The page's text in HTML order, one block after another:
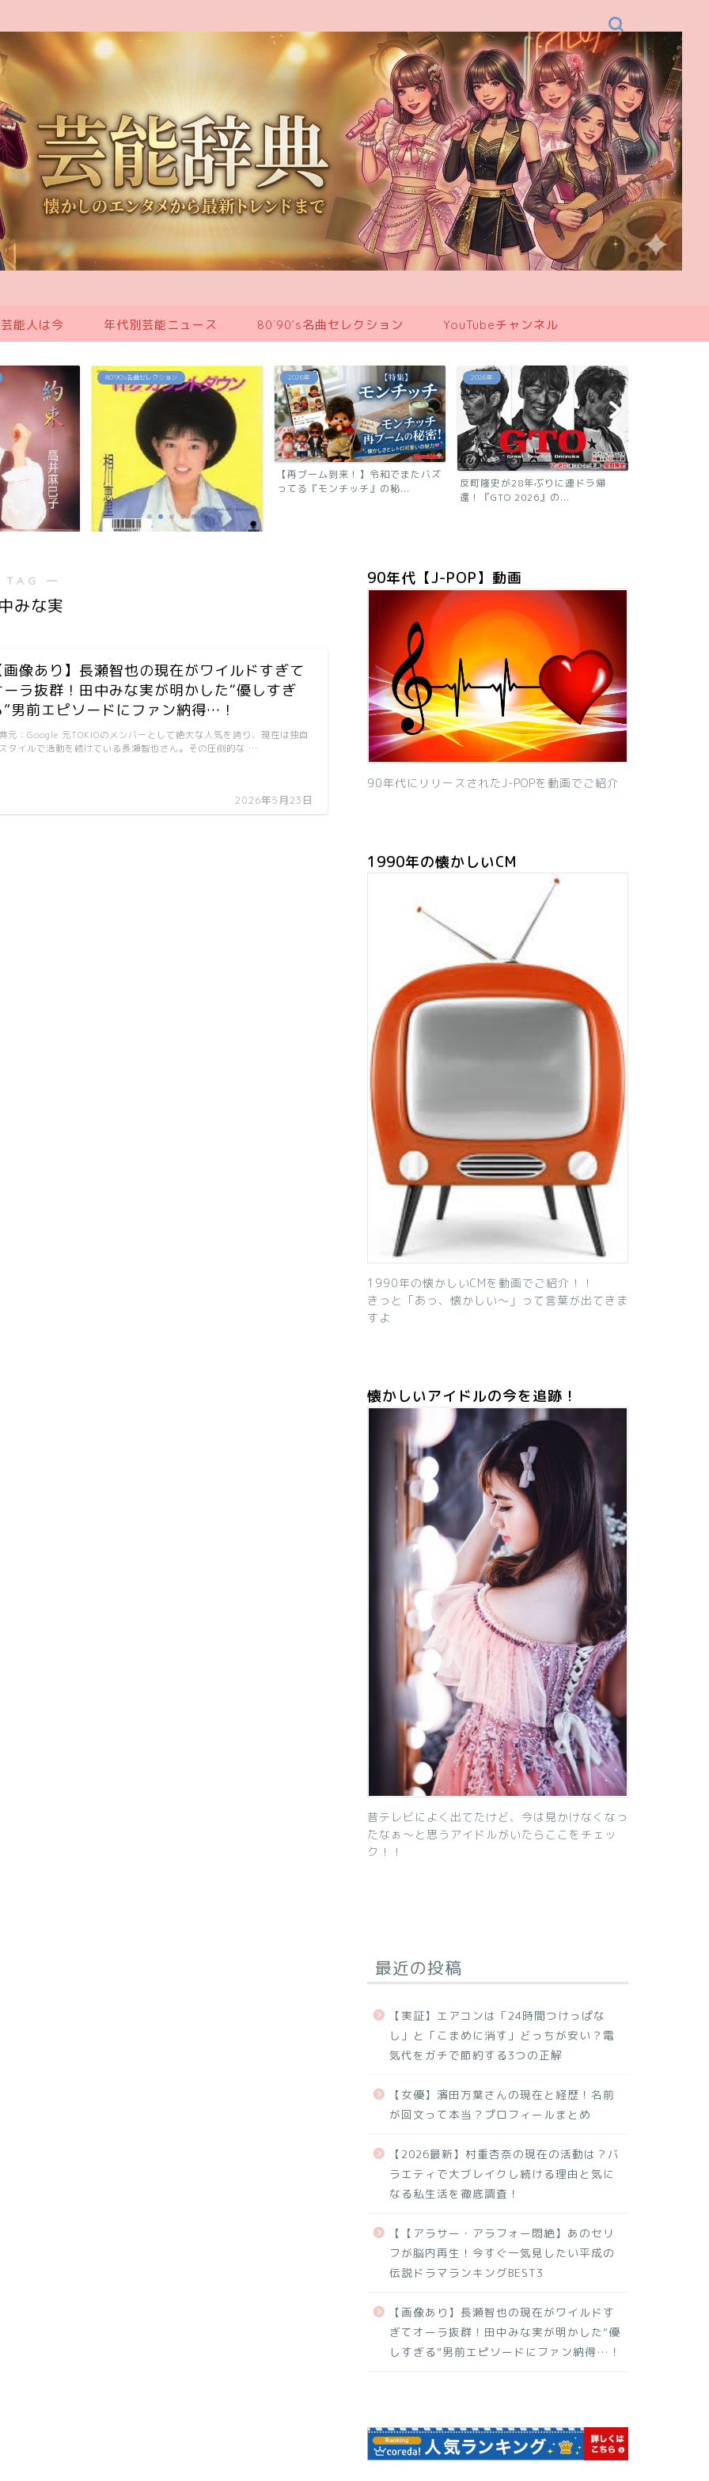
能人は今 年代別芸能ニュース 80`90’s名曲セレクション YouTubeチャンネル
2026年
【再ブーム到来！】令和でまたバズ
ってる『モンチッチ』の秘...
2026年
反町隆史が28年ぶりに連ドラ帰
還！『GTO 2026』の...
あの芸能人は今
「浅香唯の現在は？旦那も子供も芸
能人！有名グループ全員が...
―
みな実
画像あり】長瀬智也の現在がワイルドすぎて
ーラ抜群！田中みな実が明かした“優しすぎ
”男前エピソードにファン納得…！
2026年5月23日
元：Google 元TOKIOのメンバーとして絶大な人気を誇り、現在は独自
タイルで活動を続けている長瀬智也さん。その圧倒的な …
90年代【J-POP】動画
90年代にリリースされたJ-POPを動画でご紹介
1990年の懐かしいCM
1990年の懐かしいCMを動画でご紹介！！
きっと「あっ、懐かしい～」って言葉が出てきま
すよ
懐かしいアイドルの今を追跡！
昔テレビによく出てたけど、今は見かけなくなっ
たなぁ～と思うアイドルがいたらここをチェッ
ク！！
最近の投稿
【実証】エアコンは「24時間つけっぱな
し」と「こまめに消す」どっちが安い？電
気代をガチで節約する3つの正解
【女優】濱田万葉さんの現在と経歴！名前
が回文って本当？プロフィールまとめ
【2026最新】村重杏奈の現在の活動は？バ
ラエティで大ブレイクし続ける理由と気に
なる私生活を徹底調査！
【【アラサー・アラフォー悶絶】あのセリ
フが脳内再生！今すぐ一気見したい平成の
伝説ドラマランキングBEST3
【画像あり】長瀬智也の現在がワイルドす
ぎてオーラ抜群！田中みな実が明かした“優
しすぎる”男前エピソードにファン納得…！